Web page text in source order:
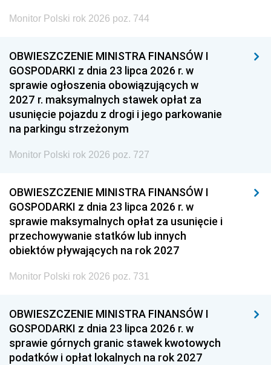
Monitor Polski rok 2026 poz. 744
OBWIESZCZENIE MINISTRA FINANSÓW I
GOSPODARKI z dnia 23 lipca 2026 r. w
sprawie ogłoszenia obowiązujących w
2027 r. maksymalnych stawek opłat za
usunięcie pojazdu z drogi i jego parkowanie
na parkingu strzeżonym
Monitor Polski rok 2026 poz. 727
OBWIESZCZENIE MINISTRA FINANSÓW I
GOSPODARKI z dnia 23 lipca 2026 r. w
sprawie maksymalnych opłat za usunięcie i
przechowywanie statków lub innych
obiektów pływających na rok 2027
Monitor Polski rok 2026 poz. 731
OBWIESZCZENIE MINISTRA FINANSÓW I
GOSPODARKI z dnia 23 lipca 2026 r. w
sprawie górnych granic stawek kwotowych
podatków i opłat lokalnych na rok 2027